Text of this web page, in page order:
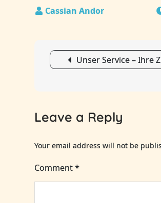
PostUnser Service – Ihre
Leave a Reply
Your email address will not be
Comment*